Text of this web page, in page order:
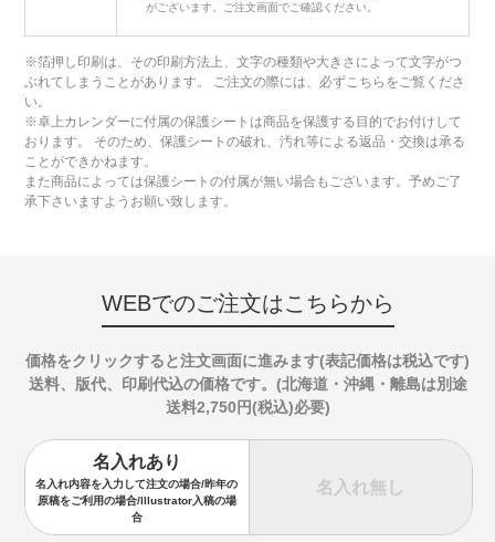
がございます。ご注文画面でご確認ください。
※箔押し印刷は、その印刷方法上、文字の種類や大きさによって文字がつ
ぶれてしまうことがあります。 ご注文の際には、必ずこちらをご覧くださ
い。
※卓上カレンダーに付属の保護シートは商品を保護する目的でお付けして
おります。 そのため、保護シートの破れ、汚れ等による返品・交換は承る
ことができかねます。
また商品によっては保護シートの付属が無い場合もございます。予めご了
承下さいますようお願い致します。
WEBでのご注文はこちらから
価格をクリックすると注文画面に進みます(表記価格は税込です)
送料、版代、印刷代込の価格です。(北海道・沖縄・離島は別途
送料2,750円(税込)必要)
名入れあり
名入れ内容を入力して注文の場合/昨年の
原稿をご利用の場合/Illustrator入稿の場
合
名入れ無し